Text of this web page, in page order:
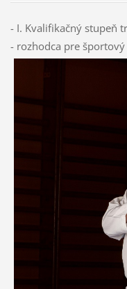
- I. Kvalifikačný stupeň
- rozhodca pre športový